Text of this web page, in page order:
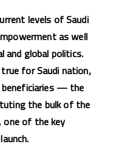
levels of Saudi
as well
and global politics.
for Saudi nation,
beneficiaries — the
the bulk of the
one of the key